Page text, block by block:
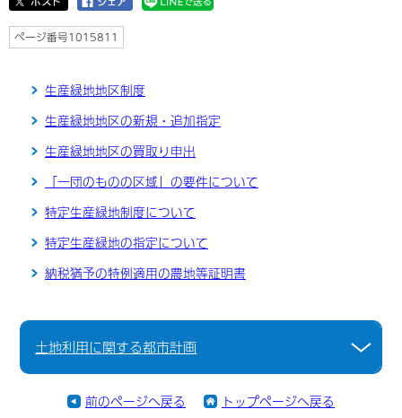
ページ番号1015811
生産緑地地区制度
生産緑地地区の新規・追加指定
生産緑地地区の買取り申出
「一団のものの区域」の要件について
特定生産緑地制度について
特定生産緑地の指定について
納税猶予の特例適用の農地等証明書
土地利用に関する都市計画
前のページへ戻る トップページへ戻る